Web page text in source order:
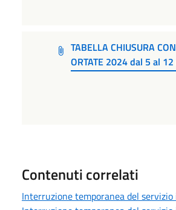
TABELLA CHIUSURA
ORTATE 2024 dal 5 al
Contenuti correlati
Interruzione temporanea del